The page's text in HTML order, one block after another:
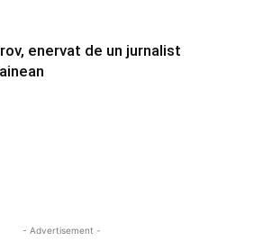
enervat de un jurnalist
- Advertisement -